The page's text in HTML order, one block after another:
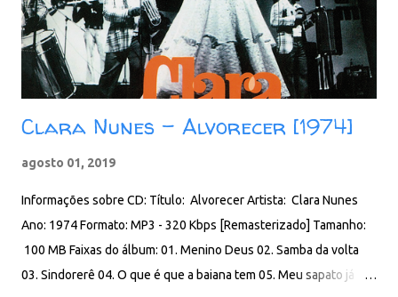
Clara Nunes - Alvorecer [1974]
agosto 01, 2019
Informações sobre CD: Título: Alvorecer Artista: Clara Nunes
Ano: 1974 Formato: MP3 - 320 Kbps [Remasterizado] Tamanho:
100 MB Faixas do álbum: 01. Menino Deus 02. Samba da volta
03. Sindorerê 04. O que é que a baiana tem 05. Meu sapato já